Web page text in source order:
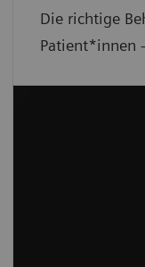
Die richtige
Patient*innen